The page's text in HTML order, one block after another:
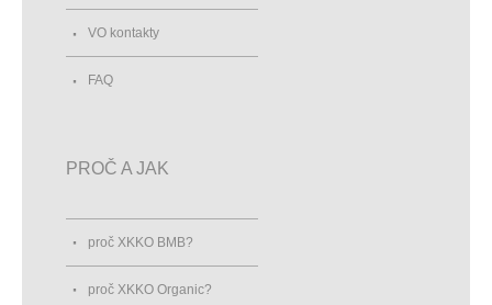
VO kontakty
FAQ
PROČ A JAK
proč XKKO BMB?
proč XKKO Organic?